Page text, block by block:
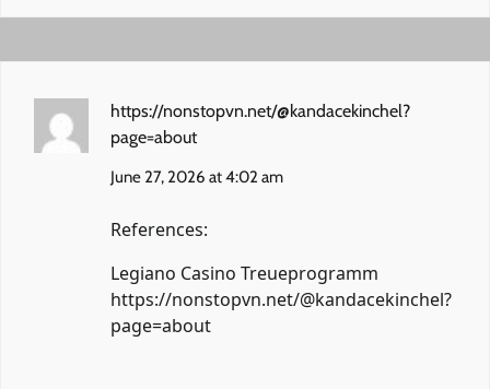
https://nonstopvn.net/@kandacekinchel?
page=about
June 27, 2026 at 4:02 am
References:
Legiano Casino Treueprogramm
https://nonstopvn.net/@kandacekinchel?
page=about